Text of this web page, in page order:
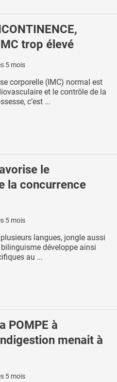
trop élevé
5 mois
corporelle (IMC) normal est
et le contrôle de la
c’est ...
le
la concurrence
5 mois
langues, jongle aussi
développe ainsi
au ...
POMPE à
menait à
5 mois